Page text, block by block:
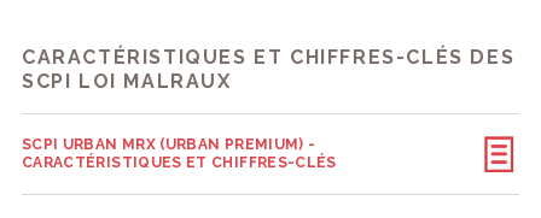
CARACTÉRISTIQUES ET CHIFFRES-CLÉS DES
SCPI LOI MALRAUX
SCPI URBAN MRX (URBAN PREMIUM) -
CARACTÉRISTIQUES ET CHIFFRES-CLÉS